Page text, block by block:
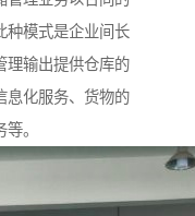
种模式是企业间长
理输出提供仓库的
息化服务、货物的
。